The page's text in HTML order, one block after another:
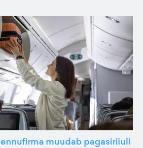
muudab pagasiriiuli